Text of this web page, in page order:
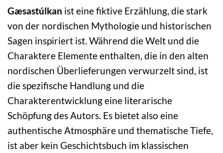
Gæsastúlkan ist eine fiktive Erzählung, die stark
von der nordischen Mythologie und historischen
Sagen inspiriert ist. Während die Welt und die
Charaktere Elemente enthalten, die in den alten
nordischen Überlieferungen verwurzelt sind, ist
die spezifische Handlung und die
Charakterentwicklung eine literarische
Schöpfung des Autors. Es bietet also eine
authentische Atmosphäre und thematische Tiefe,
ist aber kein Geschichtsbuch im klassischen